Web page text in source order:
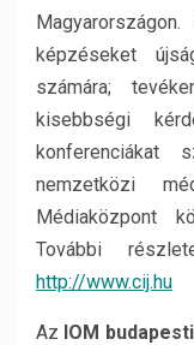
képzéseket
számára;
kisebbségi
konferenciákat
nemzetközi
Médiaközpont
További
http://www.cij.hu
Az IOM budapesti